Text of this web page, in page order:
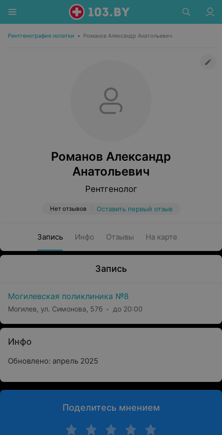
Рентгенография лопатки • Романов Александр Анатольевич
Романов Александр
Анатольевич
Рентгенолог
Нет отзывов Оставить первый отзыв
Запись Инфо Отзывы На карте
Запись
Могилевская поликлиника №8
Могилев, ул. Симонова, 57б до 20:00
Инфо
Обновлено: апрель 2025
Поделитесь мнением